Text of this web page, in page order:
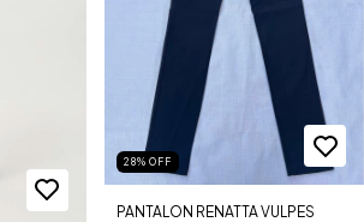
28% OFF
PANTALON RENATTA VULPES